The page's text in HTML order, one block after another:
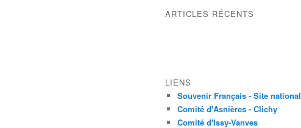
ARTICLES RÉCENTS
LIENS
Souvenir Français - Site national
Comité d'Asnières - Clichy
Comité d'Issy-Vanves